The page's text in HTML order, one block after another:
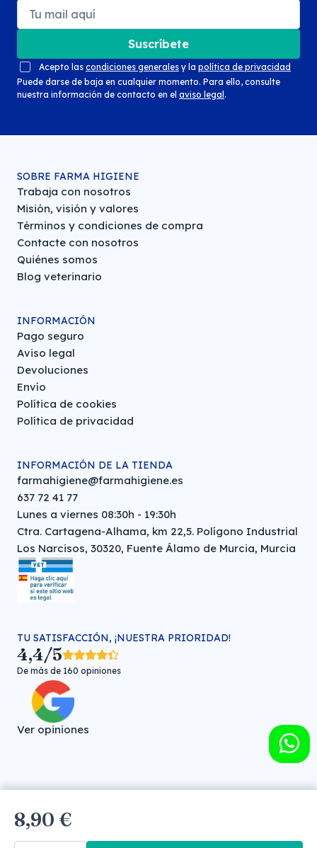
8,90 €
Suscríbete
Acepto las condiciones generales y la política de privacidad
Puede darse de baja en cualquier momento. Para ello, consulte
nuestra información de contacto en el aviso legal .
SOBRE FARMA HIGIENE
Trabaja con nosotros
Misión, visión y valores
Términos y condiciones de compra
Contacte con nosotros
Quiénes somos
Blog veterinario
INFORMACIÓN
Pago seguro
Aviso legal
Devoluciones
Envío
Política de cookies
Política de privacidad
INFORMACIÓN DE LA TIENDA
farmahigiene@farmahigiene.es
637 72 41 77
Lunes a viernes 08:30h - 19:30h
Ctra. Cartagena-Alhama, km 22,5. Polígono Industrial
Los Narcisos, 30320, Fuente Álamo de Murcia, Murcia
TU SATISFACCIÓN, ¡NUESTRA PRIORIDAD!
4,4/5
De más de 160 opiniones
Ver opiniones
30706451)